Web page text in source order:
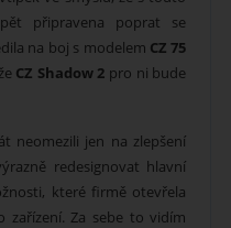
připravena poprat se
na boj s modelem CZ 75
CZ Shadow 2 pro ni bude
neomezili jen na zlepšení
redesignovat hlavní
které firmě otevřela
zařízení. Za sebe to vidím